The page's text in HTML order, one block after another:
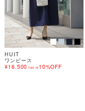
HUIT
ワンピース
¥16,500 tax in 10%OFF